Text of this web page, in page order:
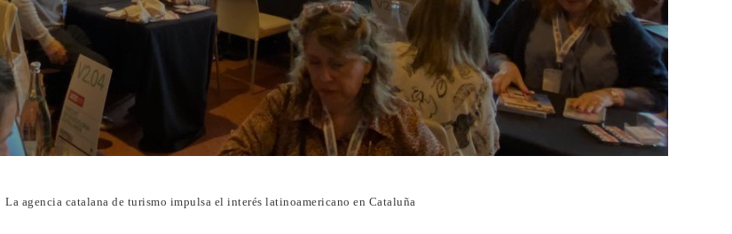
La agencia catalana de turismo impulsa el interés latinoamericano en Cataluña